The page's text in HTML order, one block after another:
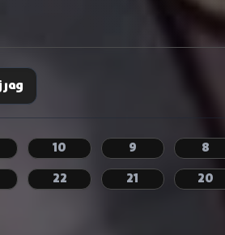
8
9
10
20
21
22